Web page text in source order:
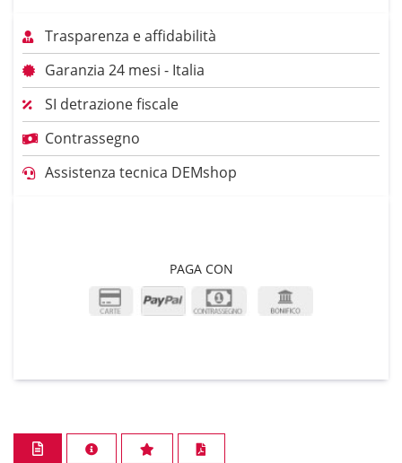
Trasparenza e affidabilità
Garanzia 24 mesi - Italia
SI detrazione fiscale
Contrassegno
Assistenza tecnica DEMshop
PAGA CON